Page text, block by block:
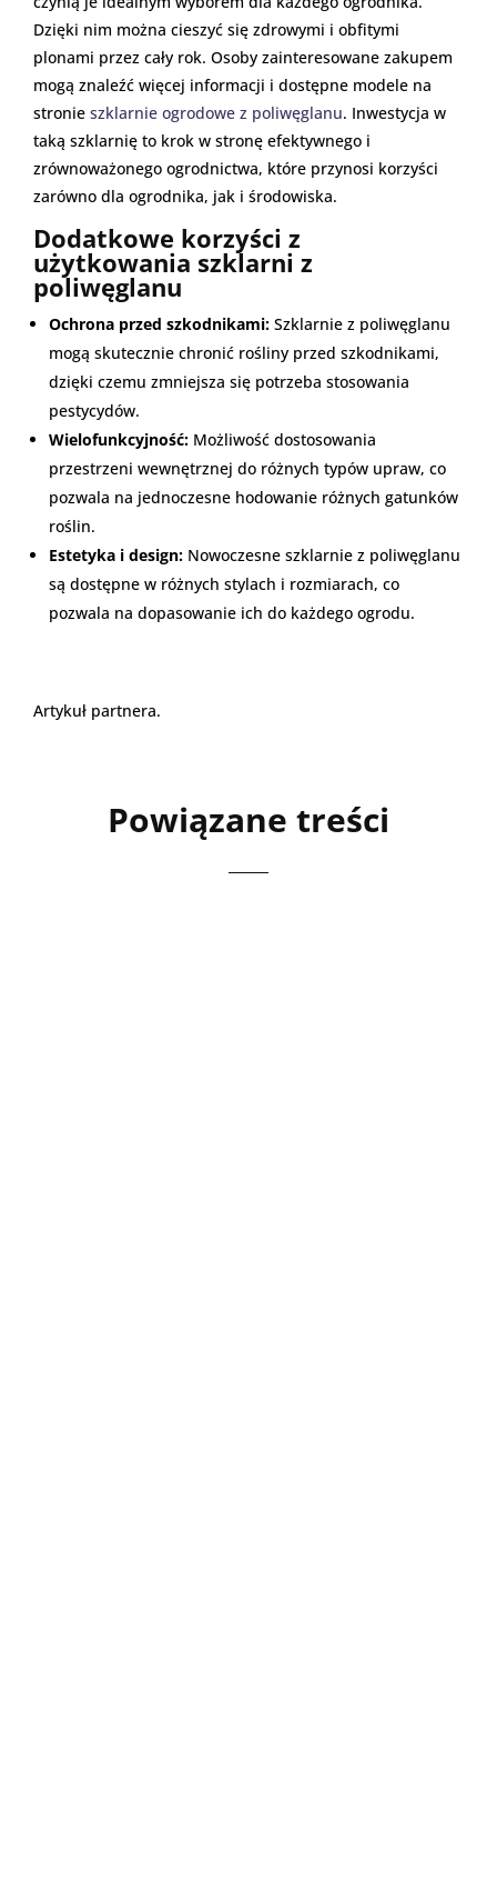
Dzięki nim można cieszyć się zdrowymi i obfitymi
plonami przez cały rok. Osoby zainteresowane zakupem
mogą znaleźć więcej informacji i dostępne modele na
stronie szklarnie ogrodowe z poliwęglanu. Inwestycja w
taką szklarnię to krok w stronę efektywnego i
zrównoważonego ogrodnictwa, które przynosi korzyści
zarówno dla ogrodnika, jak i środowiska.
Dodatkowe korzyści z
użytkowania szklarni z
poliwęglanu
Ochrona przed szkodnikami: Szklarnie z poliwęglanu
mogą skutecznie chronić rośliny przed szkodnikami,
dzięki czemu zmniejsza się potrzeba stosowania
pestycydów.
Wielofunkcyjność: Możliwość dostosowania
przestrzeni wewnętrznej do różnych typów upraw, co
pozwala na jednoczesne hodowanie różnych gatunków
roślin.
Estetyka i design: Nowoczesne szklarnie z poliwęglanu
są dostępne w różnych stylach i rozmiarach, co
pozwala na dopasowanie ich do każdego ogrodu.
Artykuł partnera.
Powiązane treści